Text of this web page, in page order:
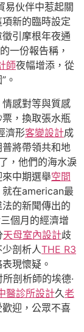
易伙伴中惹起關
新的臨時設定
引摩根年夜通
一份報告稱，
師夜幅增添，從
。
感對等與質感
，換取張水瓶
濟形客變設計成
將帶領共和地
，他們的海水淚
中期選舉空間
就在american最
的新聞傳出的
個月的經濟增
天母室內設計歧
剖析人THE R3
現懷疑。
剖析師的埃德·
醫診所設計久老
迎，公眾不喜